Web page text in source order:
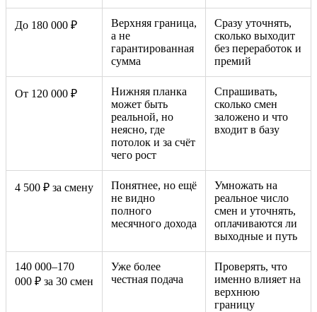
До 180 000 ₽
Верхняя граница,
а не
гарантированная
сумма
Сразу уточнять,
сколько выходит
без переработок и
премий
От 120 000 ₽
Нижняя планка
может быть
реальной, но
неясно, где
потолок и за счёт
чего рост
Спрашивать,
сколько смен
заложено и что
входит в базу
4 500 ₽ за смену
Понятнее, но ещё
не видно
полного
месячного дохода
Умножать на
реальное число
смен и уточнять,
оплачиваются ли
выходные и путь
140 000–170
000 ₽ за 30 смен
Уже более
честная подача
Проверять, что
именно влияет на
верхнюю
границу